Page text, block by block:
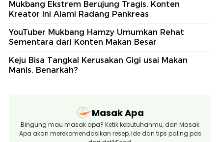
Mukbang Ekstrem Berujung Tragis, Konten
Kreator Ini Alami Radang Pankreas
YouTuber Mukbang Hamzy Umumkan Rehat
Sementara dari Konten Makan Besar
Keju Bisa Tangkal Kerusakan Gigi usai Makan
Manis, Benarkah?
Masak Apa
Bingung mau masak apa? Ketik kebutuhanmu, dan Masak
Apa akan merekomendasikan resep, ide dan tips paling pas